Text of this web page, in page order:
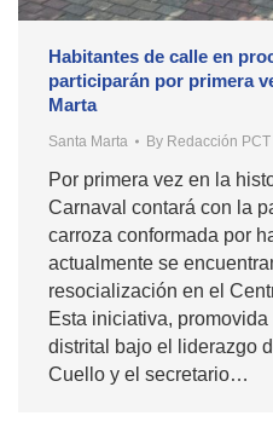
Habitantes de calle en
participarán por primera
Marta
Santa Marta By Redacción PCT
Por primera vez en la
Carnaval contará con la
carroza conformada por
actualmente se
resocialización en el
Esta iniciativa,
distrital bajo el liderazgo
Cuello y el secretario…